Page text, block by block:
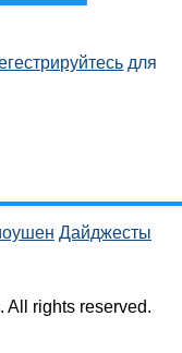
для
Дайджесты
rights reserved.